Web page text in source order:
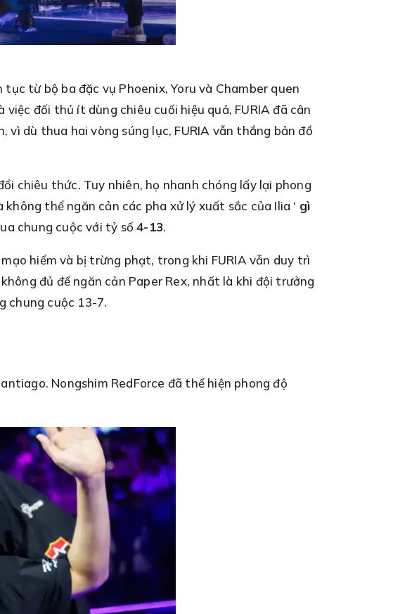
từ bộ ba đặc vụ Phoenix, Yoru và Chamber quen
việc đối thủ ít dùng chiêu cuối hiệu quả, FURIA đã cân
dù thua hai vòng súng lục, FURIA vẫn thắng bản đồ
chiêu thức. Tuy nhiên, họ nhanh chóng lấy lại phong
thể ngăn cản các pha xử lý xuất sắc của Ilia ‘ gì
chung cuộc với tỷ số4-13.
hiểm và bị trừng phạt, trong khi FURIA vẫn duy trì
đủ để ngăn cản Paper Rex, nhất là khi đội trưởng
chung cuộc 13-7.
Nongshim RedForce đã thể hiện phong độ